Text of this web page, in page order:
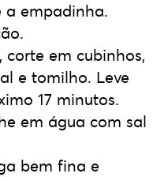
a empadinha.
corte em cubinhos,
e tomilho. Leve
17 minutos.
em água com sal
bem fina e